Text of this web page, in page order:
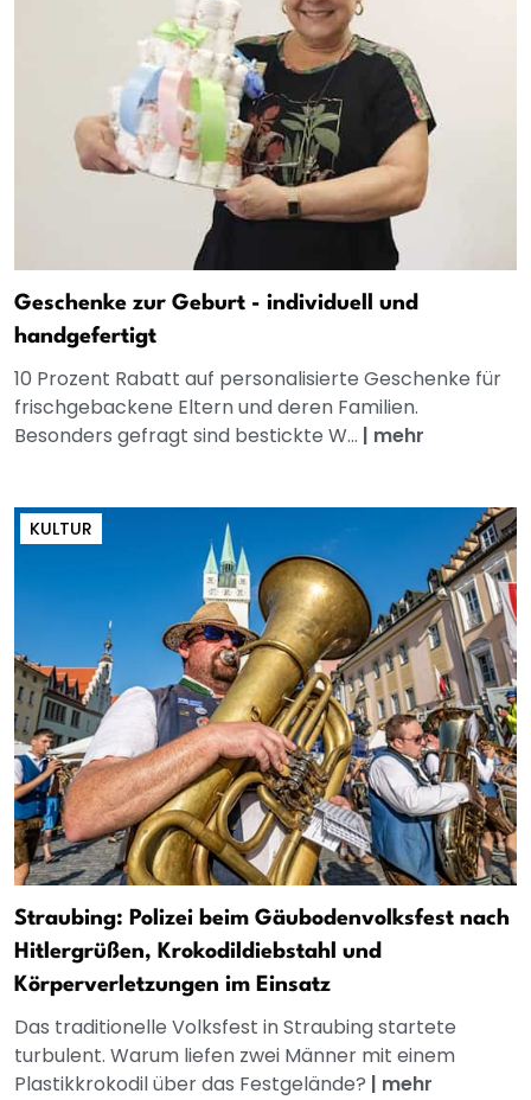
Geschenke zur Geburt - individuell und
handgefertigt
10 Prozent Rabatt auf personalisierte Geschenke für
frischgebackene Eltern und deren Familien.
Besonders gefragt sind bestickte W... | mehr
KULTUR
Straubing: Polizei beim Gäubodenvolksfest nach
Hitlergrüßen, Krokodildiebstahl und
Körperverletzungen im Einsatz
Das traditionelle Volksfest in Straubing startete
turbulent. Warum liefen zwei Männer mit einem
Plastikkrokodil über das Festgelände? | mehr